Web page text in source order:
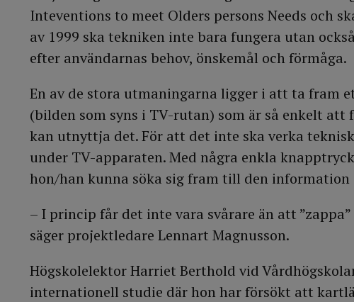
Inteventions to meet Olders persons Needs och
av 1999 ska tekniken inte bara fungera utan
efter användarnas behov, önskemål och förmåga.
En av de stora utmaningarna ligger i att ta fram
(bilden som syns i TV-rutan) som är så enkelt att
kan utnyttja det. För att det inte ska verka
under TV-apparaten. Med några enkla
hon/han kunna söka sig fram till den information
– I princip får det inte vara svårare än att
säger projektledare Lennart Magnusson.
Högskolelektor Harriet Berthold vid
internationell studie där hon har försökt att